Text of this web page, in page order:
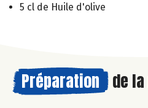
5 cl de Huile d'olive
Préparation de la